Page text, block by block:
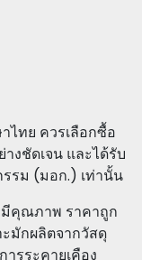
ไทย ควรเลือกซื้อ
งชัดเจน และได้รับ
รม (มอก.) เท่านั้น
มีคุณภาพ ราคาถูก
มักผลิตจากวัสดุ
ารระคายเคือง